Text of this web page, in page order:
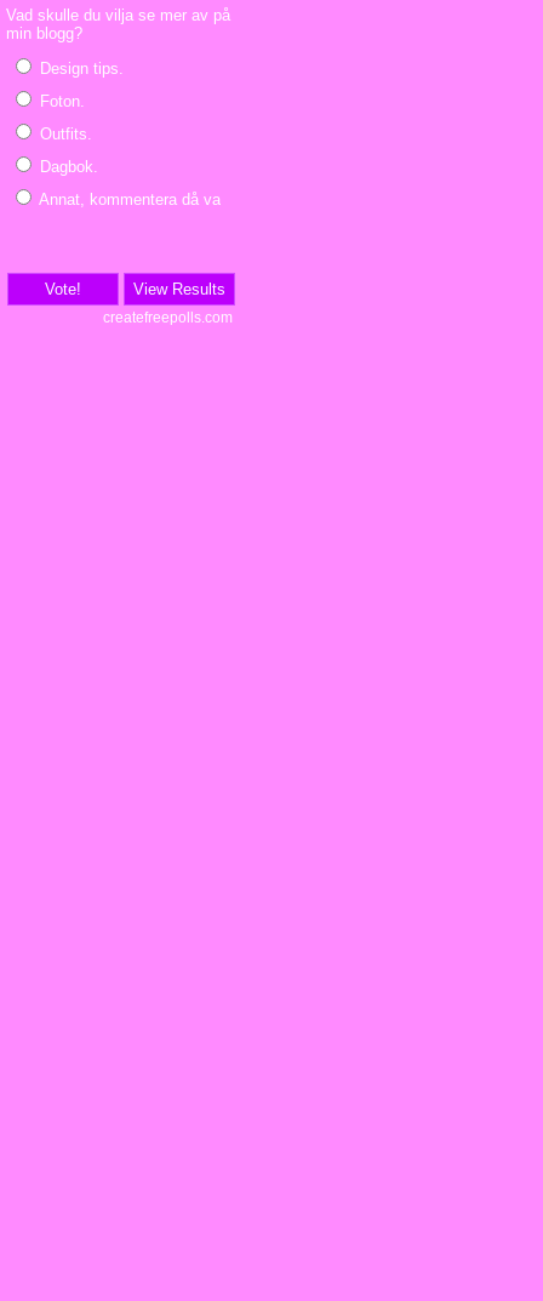
Vad skulle du vilja se mer av på
min blogg?
Design tips.
Foton.
Outfits.
Dagbok.
Annat, kommentera då vad.
Vote! View Results
createfreepolls.com